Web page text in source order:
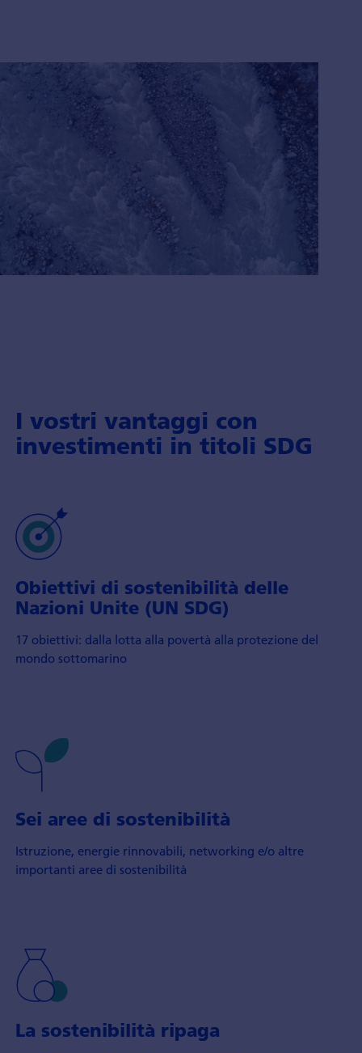
I vostri vantaggi con
investimenti in titoli SDG
Obiettivi di sostenibilità delle
Nazioni Unite (UN SDG)
17 obiettivi: dalla lotta alla povertà alla protezione del
mondo sottomarino
Sei aree di sostenibilità
Istruzione, energie rinnovabili, networking e/o altre
importanti aree di sostenibilità
La sostenibilità ripaga